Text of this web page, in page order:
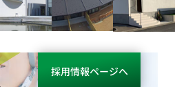
採用情報ページへ